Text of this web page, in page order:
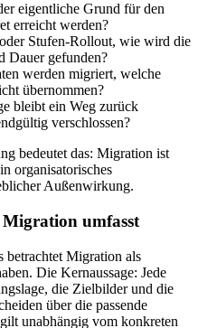
eigentliche Grund für den
erreicht werden?
Stufen-Rollout, wie wird die
Dauer gefunden?
werden migriert, welche
übernommen?
bleibt ein Weg zurück
verschlossen?
bedeutet das: Migration ist
organisatorisches
Außenwirkung.
umfasst
Migration als
Die Kernaussage: Jede
die Zielbilder und die
über die passende
unabhängig vom konkreten